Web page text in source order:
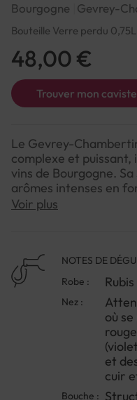
Bourgogne Gevrey-
Bouteille Verre perdu 0,75L
Trouver mon caviste
48,00 €
Le Gevrey-
complexe et puissant,
vins de Bourgogne.
arômes intenses en
les plats riches et
Voir plus
NOTES DE
Robe :
Rubis
Nez :
où
et
cuir
Bouche :